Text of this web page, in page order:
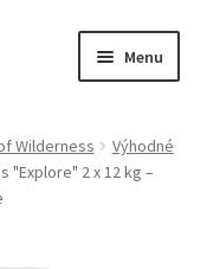
Menu
Wilderness
Výhodné
"Explore" 2 x 12 kg –